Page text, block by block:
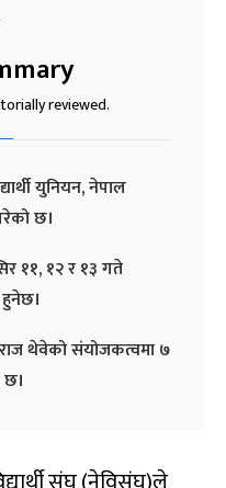
reviewed.
युनियन, नेपाल
छ।
११, १२ र १३ गते
हुनेछ।
थेवेको संयोजकत्वमा ७